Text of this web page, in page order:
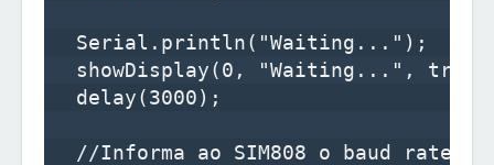
  Serial.println("Waiting...");
showDisplay(0, "Waiting...",
  delay(3000);
//Informa ao SIM808 o baud rate